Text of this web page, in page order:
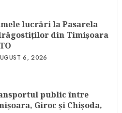
lucrări la Pasarela
din Timişoara
6, 2026
public între
Giroc şi Chişoda,